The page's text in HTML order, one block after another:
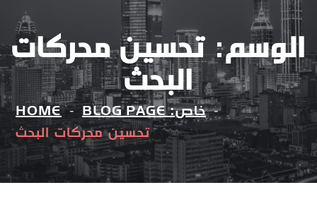
الوسم:تحسين محركات
البحث
HOME خاص: BLOG PAGE
تحسين محركات البحث